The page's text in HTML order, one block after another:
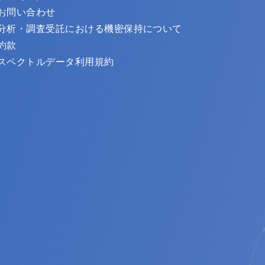
問い合わせ
析・調査受託における機密保持について
款
ペクトルデータ利用規約